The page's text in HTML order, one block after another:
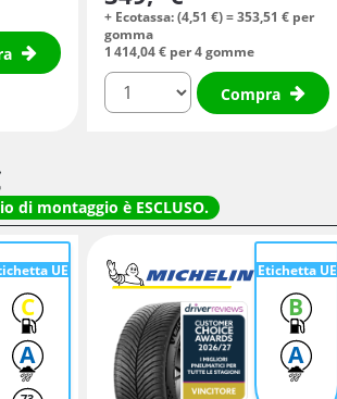
+ Ecotassa: (4,51 €) =353,51 € per
gomma
1 414,04€ per 4 gomme
quantità
Compra
di montaggio è ESCLUSO.
UE
C
A
Etichetta UE
B
A